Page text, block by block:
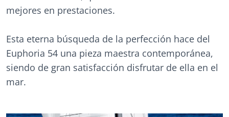
mejores en prestaciones.
Esta eterna búsqueda de la perfección hace del
Euphoria 54 una pieza maestra contemporánea,
siendo de gran satisfacción disfrutar de ella en el
mar.